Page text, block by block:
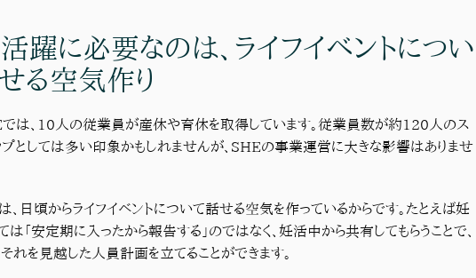
躍に必要なのは、ライフイベントについ
る空気作り
は、10人の従業員が産休や育休を取得しています。従業員数が約120人のス
プとしては多い印象かもしれませんが、SHEの事業運営に大きな影響はありませ
、日頃からライフイベントについて話せる空気を作っているからです。たとえば妊
は「安定期に入ったから報告する」のではなく、妊活中から共有してもらうことで、
れを見越した人員計画を立てることができます。